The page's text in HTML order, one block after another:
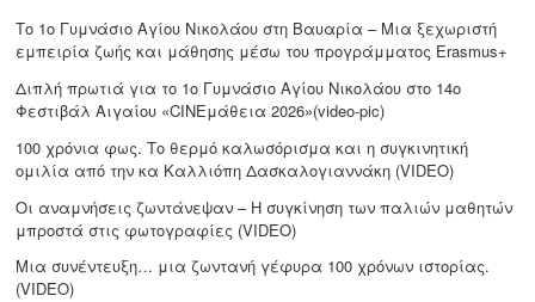
Το 1ο Γυμνάσιο Αγίου Νικολάου στη Βαυαρία – Μια ξεχωριστή
εμπειρία ζωής και μάθησης μέσω του προγράμματος Erasmus+
Διπλή πρωτιά για το 1ο Γυμνάσιο Αγίου Νικολάου στο 14ο
Φεστιβάλ Αιγαίου «CΙΝΕμάθεια 2026»(video-pic)
100 χρόνια φως. Το θερμό καλωσόρισμα και η συγκινητική
ομιλία από την κα Καλλιόπη Δασκαλογιαννάκη (VIDEO)
Οι αναμνήσεις ζωντάνεψαν – Η συγκίνηση των παλιών μαθητών
μπροστά στις φωτογραφίες (VIDEO)
Μια συνέντευξη… μια ζωντανή γέφυρα 100 χρόνων ιστορίας.
(VIDEO)